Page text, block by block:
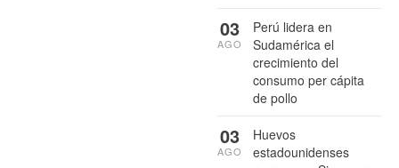
Perú lidera en
Sudamérica el
crecimiento del
consumo per cápita
de pollo
03
AGO
Huevos
estadounidenses
03
AGO